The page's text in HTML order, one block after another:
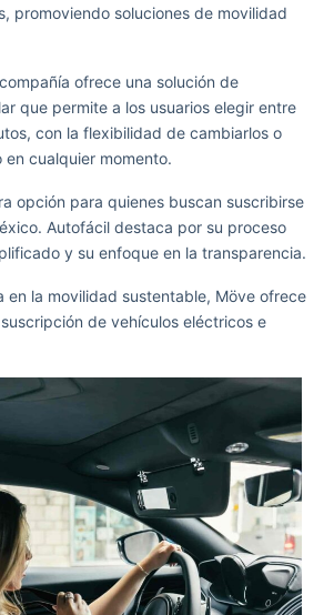
promoviendo soluciones de movilidad
ofrece una solución de
que permite a los usuarios elegir entre
con la flexibilidad de cambiarlos o
cualquier momento.
opción para quienes buscan suscribirse
Autofácil destaca por su proceso
y su enfoque en la transparencia.
en la movilidad sustentable, Möve ofrece
de vehículos eléctricos e